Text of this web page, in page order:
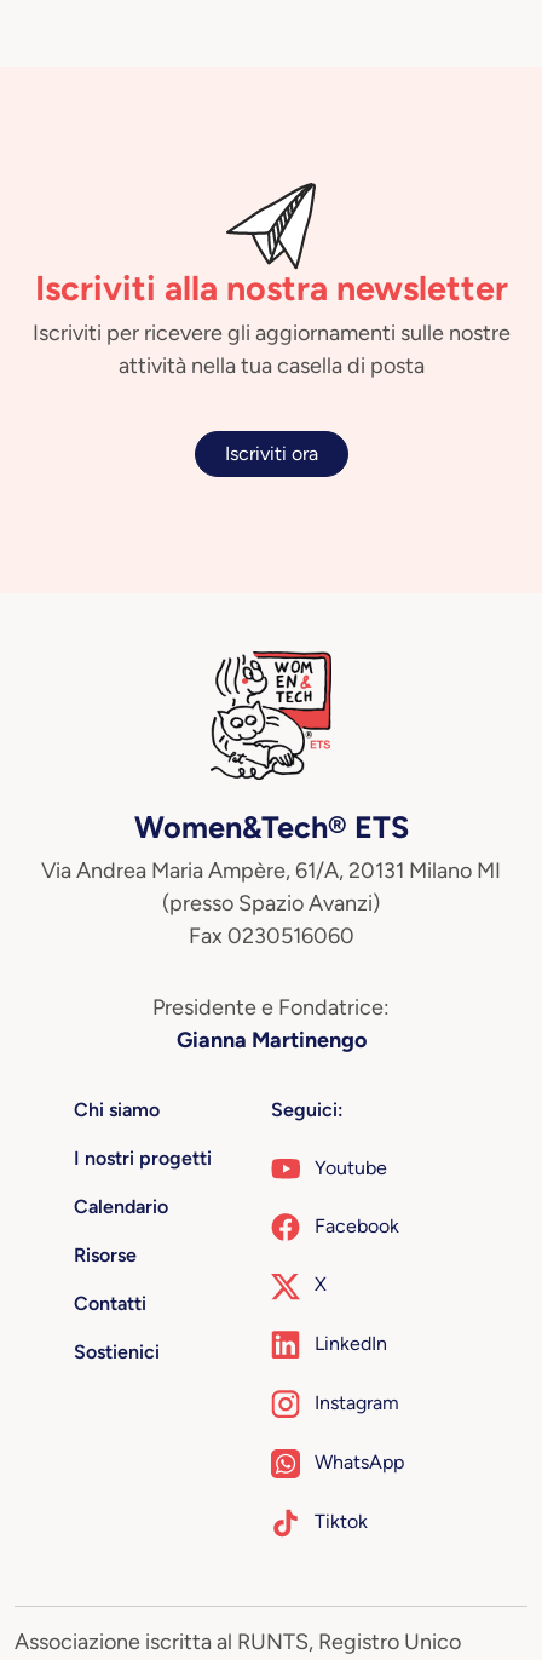
Iscriviti alla nostra newsletter
Iscriviti per ricevere gli aggiornamenti sulle nostre
attività nella tua casella di posta
Iscriviti ora
Women&Tech® ETS
Via Andrea Maria Ampère, 61/A, 20131 Milano MI
(presso Spazio Avanzi)
Fax 0230516060
Presidente e Fondatrice:
Gianna Martinengo
Chi siamo
I nostri progetti
Calendario
Risorse
Contatti
Sostienici
Seguici:
Youtube
Facebook
X
LinkedIn
Instagram
WhatsApp
Tiktok
Associazione iscritta al RUNTS, Registro Unico